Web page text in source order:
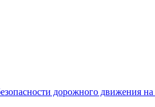
дорожного движения на